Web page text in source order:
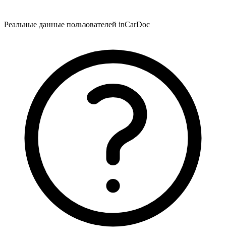
Реальные данные пользователей inCarDoc